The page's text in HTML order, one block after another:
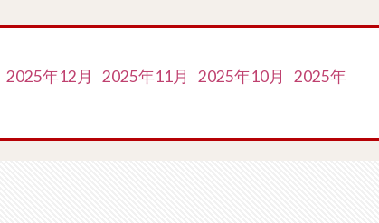
2025年12月 2025年11月 2025年10月
2025年